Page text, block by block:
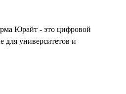
Юрайт - это цифровой
для университетов и